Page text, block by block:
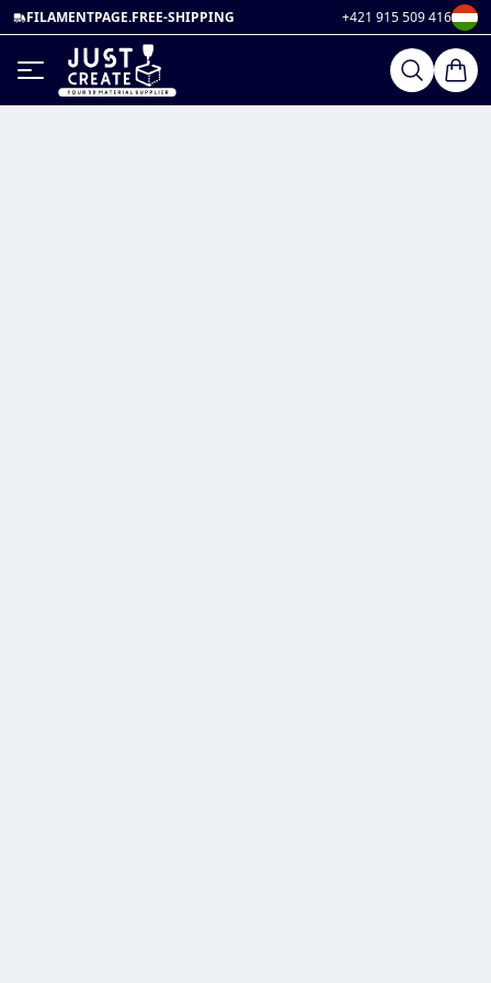
FILAMENTPAGE.FREE-SHIPPING +421 915 509 416